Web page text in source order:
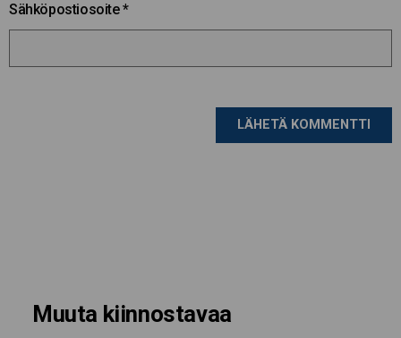
Sähköpostiosoite*
Muuta kiinnostavaa